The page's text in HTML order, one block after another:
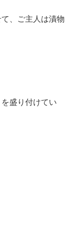
、ご主人は漬物
盛り付けてい